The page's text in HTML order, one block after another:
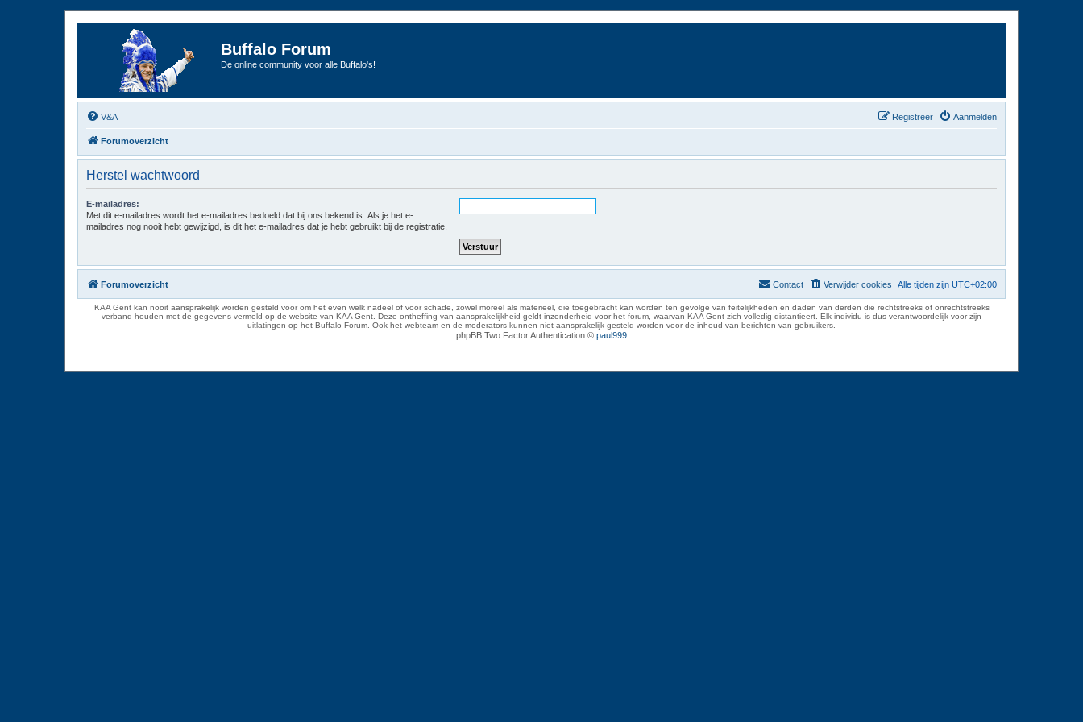
Buffalo Forum
De online community voor alle Buffalo's!
V&A Aanmelden
Registreer
Forumoverzicht
Herstel wachtwoord
E-mailadres:
Met dit e-mailadres wordt het e-mailadres bedoeld dat bij ons bekend is. Als je het e-
mailadres nog nooit hebt gewijzigd, is dit het e-mailadres dat je hebt gebruikt bij de registratie.
Forumoverzicht Alle tijden zijn UTC+02:00
Verwijder cookies
Contact
KAA Gent kan nooit aansprakelijk worden gesteld voor om het even welk nadeel of voor schade, zowel moreel als materieel, die toegebracht kan worden ten gevolge van feitelijkheden en daden van derden die rechtstreeks of onrechtstreeks
verband houden met de gegevens vermeld op de website van KAA Gent. Deze ontheffing van aansprakelijkheid geldt inzonderheid voor het forum, waarvan KAA Gent zich volledig distantieert. Elk individu is dus verantwoordelijk voor zijn
uitlatingen op het Buffalo Forum. Ook het webteam en de moderators kunnen niet aansprakelijk gesteld worden voor de inhoud van berichten van gebruikers.
phpBB Two Factor Authentication © paul999